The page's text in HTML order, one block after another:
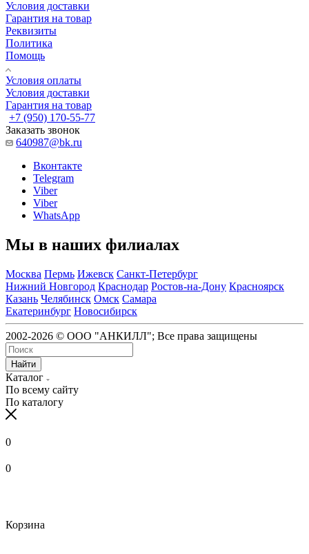
Условия доставки
Гарантия на товар
Реквизиты
Политика
Помощь
Условия оплаты
Условия доставки
Гарантия на товар
+7 (950) 170-55-77
Заказать звонок
640987@bk.ru
Вконтакте
Telegram
Viber
Viber
WhatsApp
Мы в наших филиалах
Москва Пермь Ижевск Санкт-Петербург
Нижний Новгород Краснодар Ростов-на-Дону Красноярск
Казань Челябинск Омск Самара
Екатеринбург Новосибирск
2002-2026 © ООО "АНКИЛЛ"; Все права защищены
Найти
Каталог
По всему сайту
По каталогу
0
0
Корзина